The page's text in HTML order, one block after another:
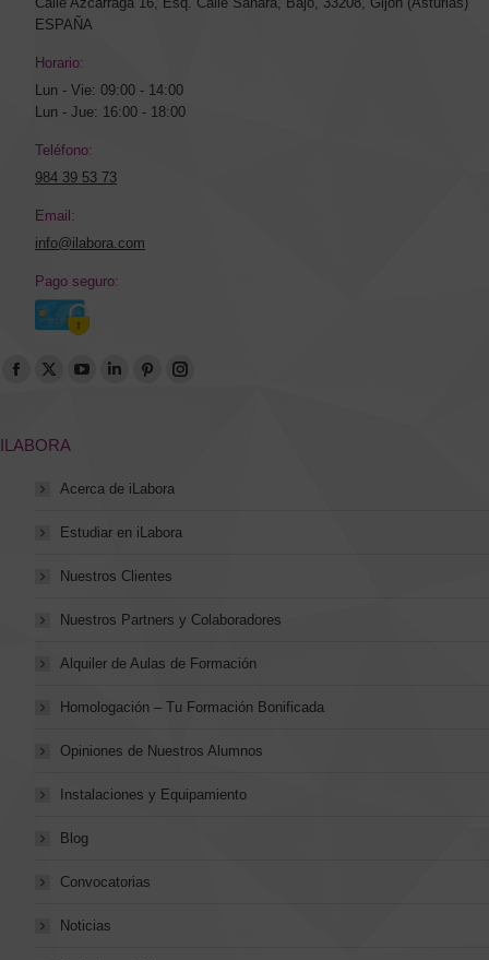
ESPAÑA
Horario:
Lun - Vie: 09:00 - 14:00
Lun - Jue: 16:00 - 18:00
Teléfono:
984 39 53 73
Email:
info@ilabora.com
Pago seguro:
Encuéntranos en:
Abrir
en
nueva
ventana/pestaña
Abrir
en
nueva
ventana/pestaña
nueva
ventana/pestaña
nueva
ventana/pestaña
Abrir
nueva
ventana/pestaña
Abrir
ILABORA
Acerca de iLabora
Estudiar en iLabora
Nuestros Clientes
Nuestros Partners y Colaboradores
Alquiler de Aulas de Formación
Homologación – Tu Formación Bonificada
Opiniones de Nuestros Alumnos
Instalaciones y Equipamiento
Blog
Convocatorias
Noticias